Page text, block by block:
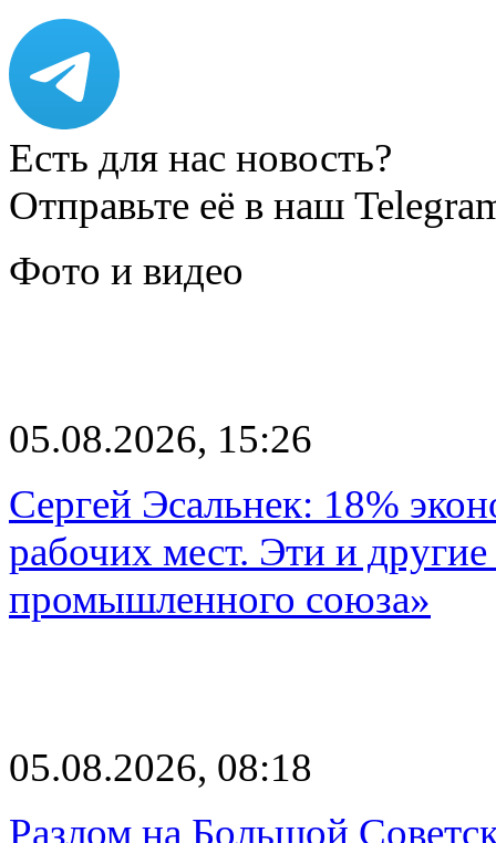
Есть для нас новость?
Отправьте её в наш
Фото и видео
05.08.2026, 15:26
Сергей Эсальнек: 18%
рабочих мест. Эти и
промышленного союза»
05.08.2026, 08:18
Разлом на Большой